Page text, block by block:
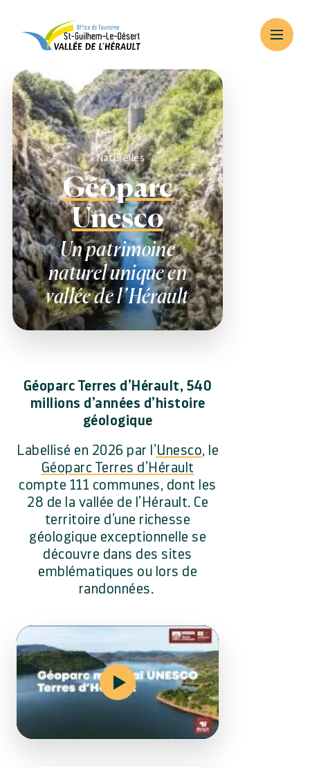
Naturelles
Géoparc
Unesco
Un patrimoine
naturel unique en
vallée de l’Hérault
Géoparc Terres d’Hérault, 540
millions d’années d’histoire
géologique
Labellisé en 2026 par l’Unesco, le
Géoparc Terres d’Hérault
compte 111 communes, dont les
28 de la vallée de l’Hérault. Ce
territoire d’une richesse
géologique exceptionnelle se
découvre dans des sites
emblématiques ou lors de
randonnées.